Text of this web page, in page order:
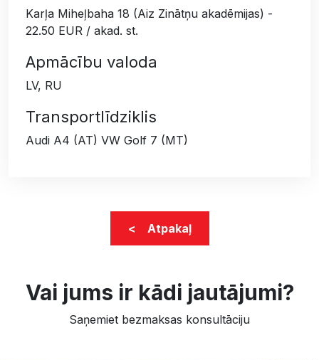
Karļa Miheļbaha 18 (Aiz Zinātņu akadēmijas) -
22.50 EUR / akad. st.
Apmācību valoda
LV, RU
Transportlīdziklis
Audi A4 (AT) VW Golf 7 (MT)
< Atpakaļ
Vai jums ir kādi jautājumi?
Saņemiet bezmaksas konsultāciju